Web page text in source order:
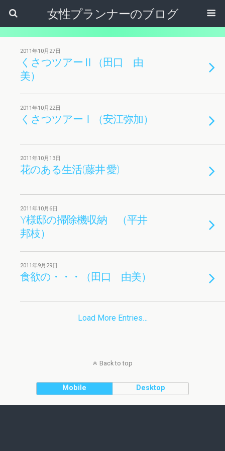
女性プランナーのブログ
2011年10月27日
くさつツアーⅡ（田口 由
美）
2011年10月22日
くさつツアーⅠ（安江弥加）
2011年10月13日
花のある生活(藤井 愛)
2011年10月6日
Y様邸の掃除機収納 （平井
邦枝）
2011年9月29日
食欲の・・・（田口 由美）
Load More Entries…
Back to top
Mobile Desktop